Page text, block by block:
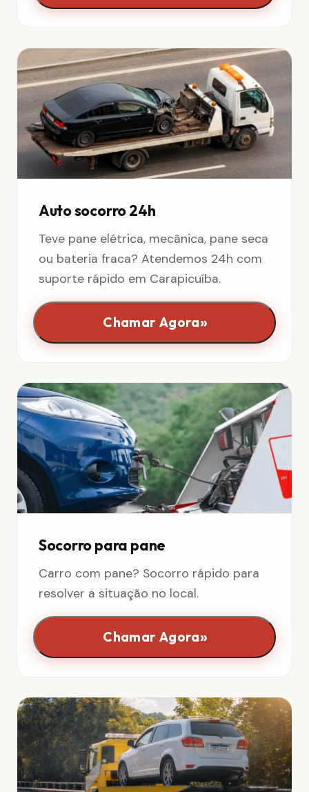
Auto socorro 24h
Teve pane elétrica, mecânica, pane seca
ou bateria fraca? Atendemos 24h com
suporte rápido em Carapicuíba.
Chamar Agora»
Socorro para pane
Carro com pane? Socorro rápido para
resolver a situação no local.
Chamar Agora»